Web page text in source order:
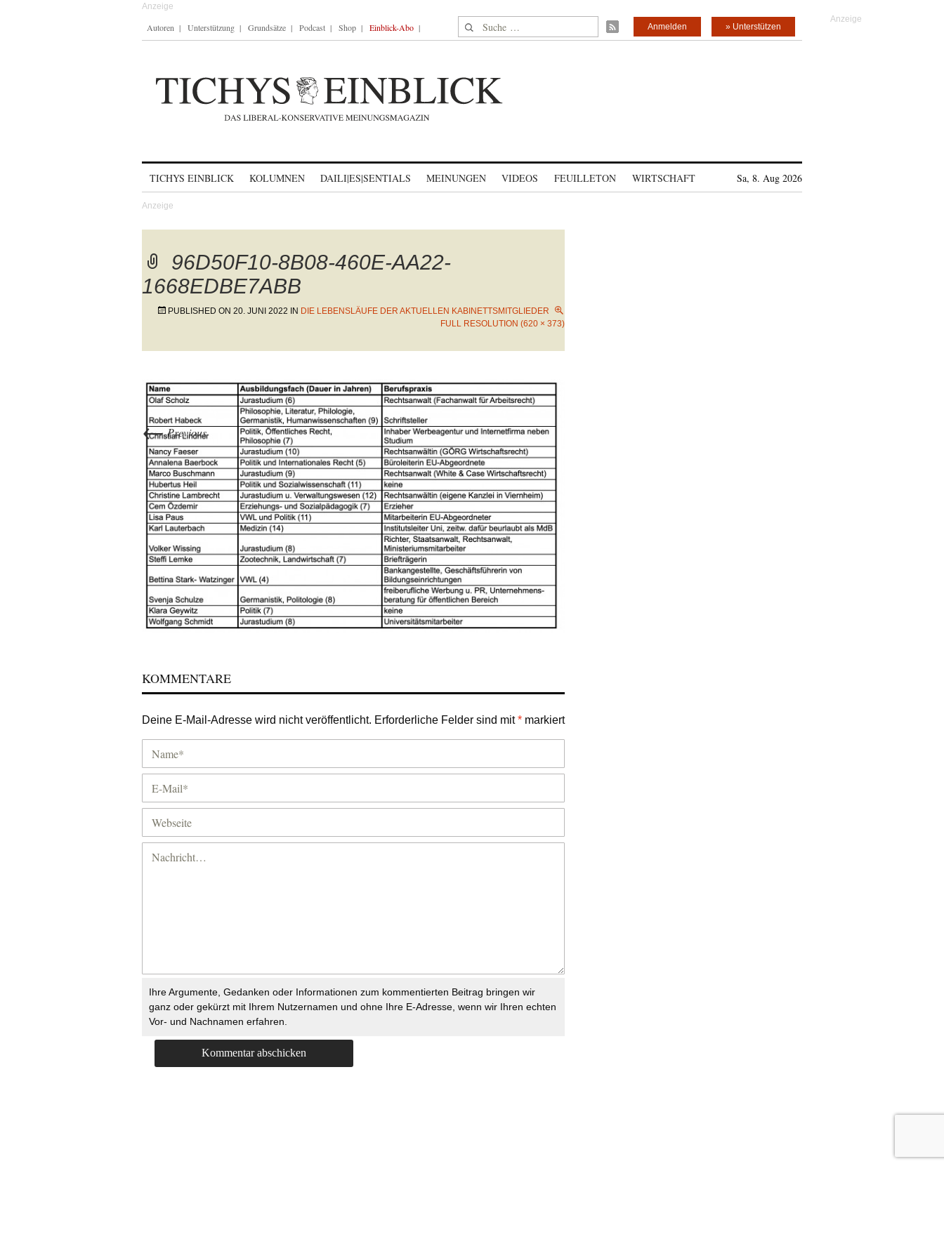
Autoren Unterstützung Grundsätze Podcast Shop Einblick-Abo Suche nach: » Unterstützen
Anmelden
TICHYS EINBLICK KOLUMNEN DAILI|ES|SENTIALS MEINUNGEN VIDEOS FEUILLETON WIRTSCHAFT Sa, 8. Aug 2026
96D50F10-8B08-460E-AA22-
1668EDBE7ABB
PUBLISHED ON 20. JUNI 2022 IN DIE LEBENSLÄUFE DER AKTUELLEN KABINETTSMITGLIEDER
FULL RESOLUTION (620 × 373)
←Previous
KOMMENTARE
Deine E-Mail-Adresse wird nicht veröffentlicht. Erforderliche Felder sind mit* markiert
Ihre Argumente, Gedanken oder Informationen zum kommentierten Beitrag bringen wir
ganz oder gekürzt mit Ihrem Nutzernamen und ohne Ihre E-Adresse, wenn wir Ihren echten
Vor- und Nachnamen erfahren.